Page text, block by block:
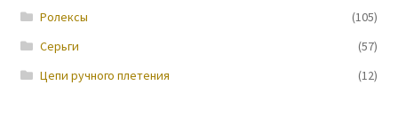
Ролексы
(105)
Серьги
(57)
Цепи ручного плетения
(12)